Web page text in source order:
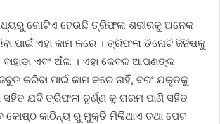
ଗୋଟିଏ ହେଉଛି ତ୍ରିଫଳା ଶରୀରକୁ ଅନେକ
ପାଇଁ ଏହା କାମ କରେ । ତ୍ରିଫଳା ତିନୋଟି ଜିନିଷକୁ
ଏବଂ ଅଁଳା । ଏହା କେବଳ ଆପଣଙ୍କ
କରିବା ପାଇଁ କାମ କରେ ନାହିଁ, ବରଂ ଯକୃତକୁ
ସହିତ ଯଦି ତ୍ରିଫଳା ଚୂର୍ଣ୍ଣ କୁ ଗରମ ପାଣି ସହିତ
କୋଷ୍ଠ କାଠିନ୍ୟ ରୁ ମୁକ୍ତି ମିଳିଥାଏ ତଥା ପେଟ